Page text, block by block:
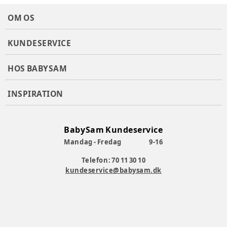
Varenummer:
OM OS
KUNDESERVICE
HOS BABYSAM
INSPIRATION
BabySam Kundeservice
Mandag - Fredag
9-16
Telefon: 70 11 30 10
kundeservice@babysam.dk